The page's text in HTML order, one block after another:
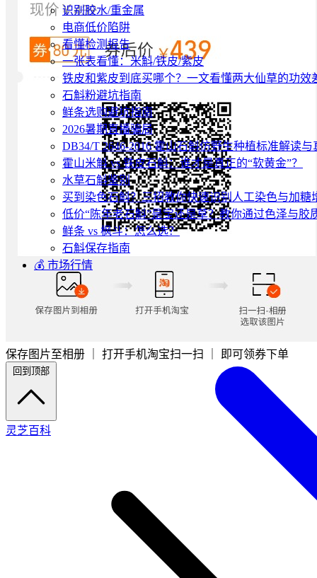
识别胶水/重金属
电商低价陷阱
看懂检测报告
一张表看懂：米斛/铁皮/紫皮
铁皮和紫皮到底买哪个？一文看懂两大仙草的功效
石斛粉避坑指南
鲜条选购避坑指南
2026暑期直播骗局
DB34/T 2646-2016 霍山石斛仿野生种植标准解读
霍山米斛 vs 铁皮石斛：谁才是真正的“软黄金”？
水草石斛鉴别
买到染色石斛？三招教你快速识别人工染色与加糖
低价“陈年老石斛”是宝还是草？教你通过色泽与胶
鲜条 vs 枫斗：怎么选？
石斛保存指南
💰 市场行情
保存图片至相册 ｜ 打开手机淘宝扫一扫 ｜ 即可领券下单
回到顶部
灵芝百科